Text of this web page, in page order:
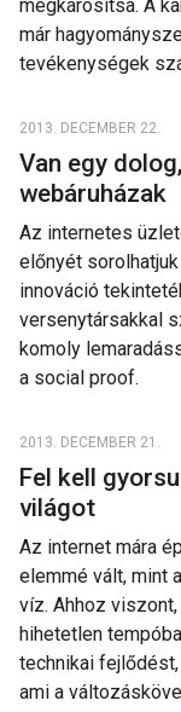
megkárosítsa. A
már
tevékenységek
2013. DECEMBER 22.
Van egy
webáruházak
Az internetes
előnyét
innováció
versenytársakkal
komoly
a social proof.
2013. DECEMBER 21.
Fel kell
világot
Az internet mára
elemmé vált, mint
víz. Ahhoz
hihetetlen
technikai
ami a